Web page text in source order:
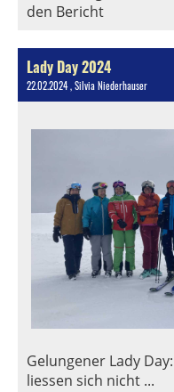
den Bericht
Lady Day 2024
22.02.2024, Silvia Niederhauser
Gelungener Lady
liessen sich nicht ...